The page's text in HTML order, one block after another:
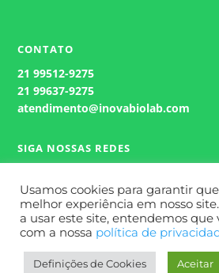
CONTATO
21 99512-9275
21 99637-9275
atendimento@inovabiolab.com
SIGA NOSSAS REDES
Usamos cookies para garantir
melhor experiência em nosso
a usar este site, entendemos que
com a nossa política de
Definições de Cookies Aceitar